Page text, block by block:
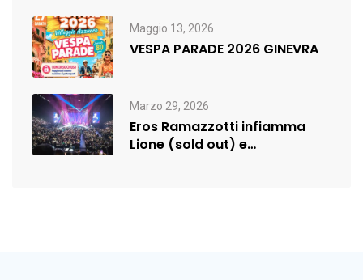
Maggio 13, 2026
VESPA PARADE 2026 GINEVRA
Marzo 29, 2026
Eros Ramazzotti infiamma
Lione (sold out) e